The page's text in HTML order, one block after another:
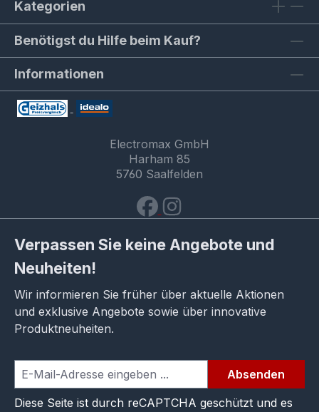
Kategorien
Benötigst du Hilfe beim Kauf?
Informationen
Electromax GmbH
Harham 85
5760 Saalfelden
Verpassen Sie keine Angebote und
Neuheiten!
Wir informieren Sie früher über aktuelle Aktionen
und exklusive Angebote sowie über innovative
Produktneuheiten.
Absenden
Diese Seite ist durch reCAPTCHA geschützt und es